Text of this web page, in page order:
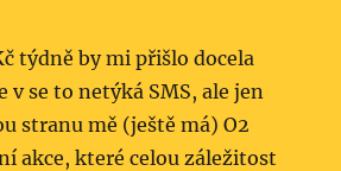
týdně by mi přišlo docela
v se to netýká SMS, ale jen
stranu mě (ještě má) O2
akce, které celou záležitost